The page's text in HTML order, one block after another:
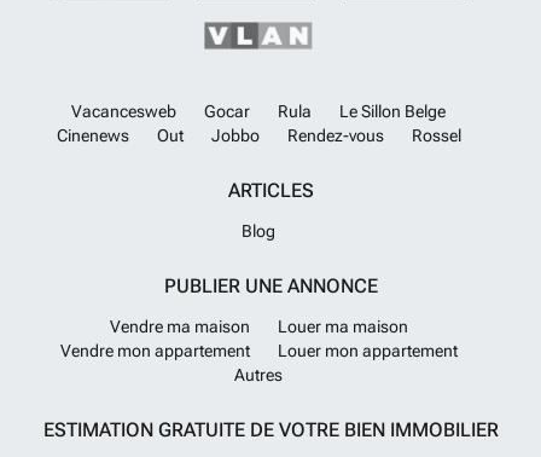
Vacancesweb Gocar Rula
Le Sillon Belge
Cinenews
Out Jobbo Rendez-vous Rossel
ARTICLES
Blog
PUBLIER UNE ANNONCE
Vendre ma maison
Louer ma maison
Vendre mon appartement
Louer mon appartement
Autres
ESTIMATION GRATUITE DE VOTRE BIEN IMMOBILIER